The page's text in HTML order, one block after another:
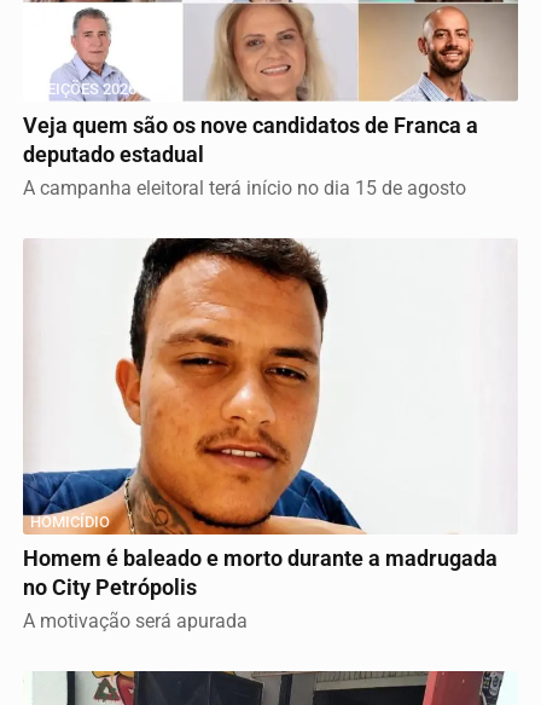
ELEIÇÕES 2026
Veja quem são os nove candidatos de Franca a
deputado estadual
A campanha eleitoral terá início no dia 15 de agosto
HOMICÍDIO
Homem é baleado e morto durante a madrugada
no City Petrópolis
A motivação será apurada